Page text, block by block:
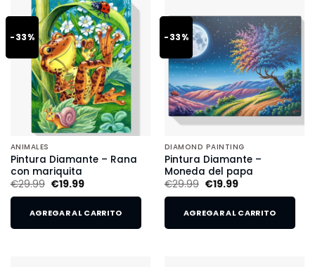
-33%
ANIMALES
Pintura Diamante – Rana
con mariquita
€29.99 €19.99
AGREGAR AL CARRITO
-33%
DIAMOND PAINTING
Pintura Diamante –
Moneda del papa
€29.99 €19.99
AGREGAR AL CARRITO